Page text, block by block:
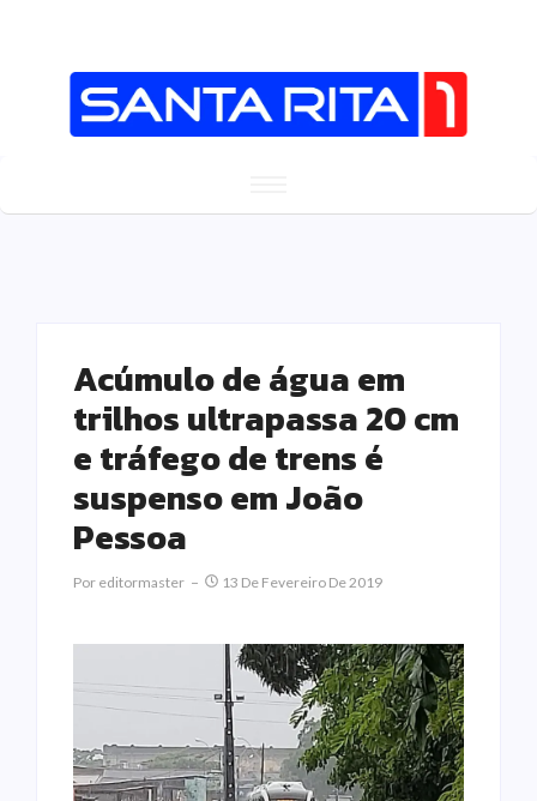
Acúmulo de água em
trilhos ultrapassa 20 cm
e tráfego de trens é
suspenso em João
Pessoa
Por Editormaster 13 De Fevereiro De 2019